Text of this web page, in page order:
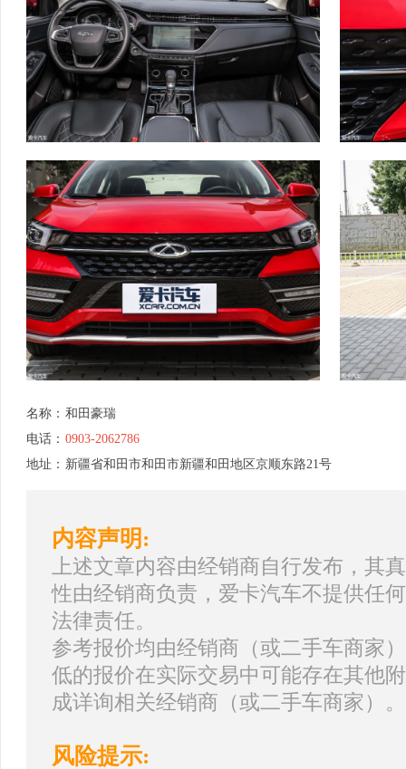
名称： 和田豪瑞
电话： 0903-2062786
地址： 新疆省和田市和田市新疆和田地区京顺东路21号
内容声明:
上述文章内容由经销商自行发布，其
性由经销商负责，爱卡汽车不提供任
法律责任。
参考报价均由经销商（或二手车商家
低的报价在实际交易中可能存在其他
成详询相关经销商（或二手车商家）。
风险提示: